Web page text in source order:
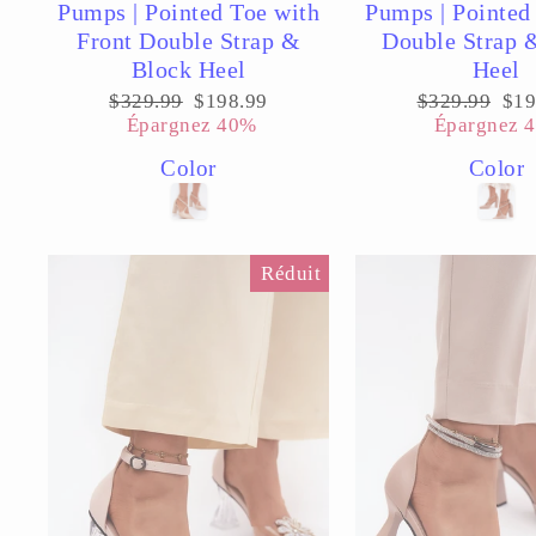
Pumps | Pointed Toe with
Front Double Strap &
Block Heel
Prix
régulier
$329.99 Prix
réduit
$198.99
Épargnez 40%
Color
Pumps |
Double Strap
Heel
Prix
régulier
$329.99
Épargnez
Color
Réduit